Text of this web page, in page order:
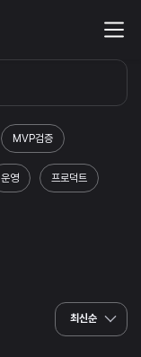
MVP검증
운영 프로덕트
최신순